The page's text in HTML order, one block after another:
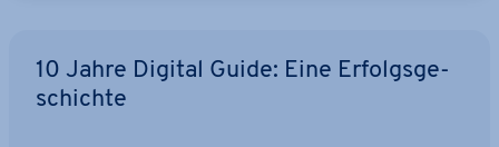
10 Jahre Digital Guide: Eine Er­folgs­ge­
schich­te